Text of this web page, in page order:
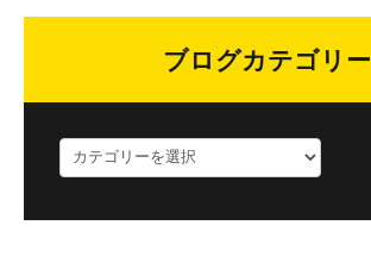
ブログカテゴリー
ロ